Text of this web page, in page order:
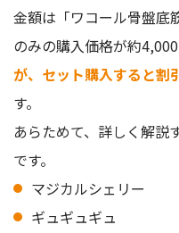
金額は「ワコール骨盤底
のみの購入価格が約4,000
が、セット購入すると割
す。
あらためて、詳しく解説
です。
マジカルシェリー
ギュギュギュ